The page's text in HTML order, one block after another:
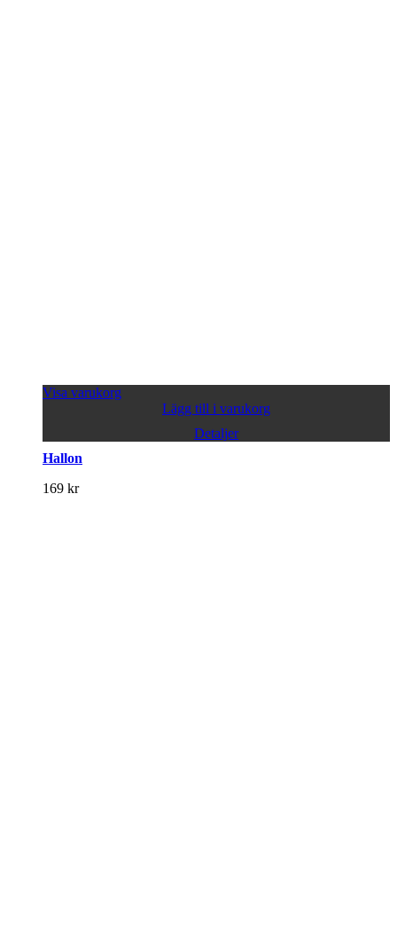
Visa varukorg
Lägg till i varukorg
Detaljer
Hallon
169 kr